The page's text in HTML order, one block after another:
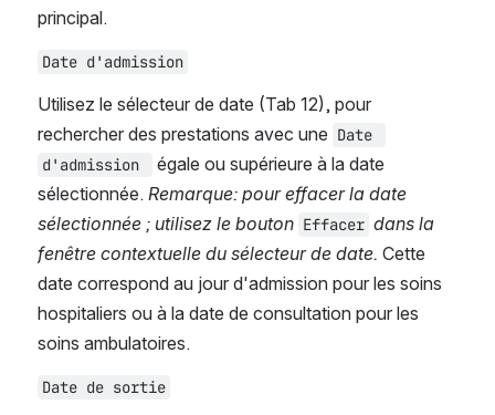
principal.
Date d'admission
Utilisez le sélecteur de date (Tab 12), pour
rechercher des prestations avec une Date
d'admission
égale ou supérieure à la date
sélectionnée. Remarque: pour effacer la date
sélectionnée ; utilisez le bouton Effacer dans la
fenêtre contextuelle du sélecteur de date. Cette
date correspond au jour d'admission pour les soins
hospitaliers ou à la date de consultation pour les
soins ambulatoires.
Date de sortie